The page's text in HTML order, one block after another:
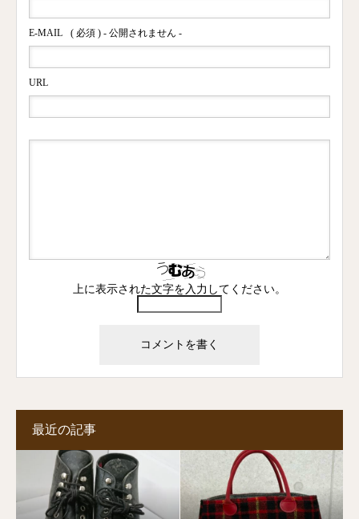
E-MAIL ( 必須 ) - 公開されません -
URL
上に表示された文字を入力してください。
最近の記事